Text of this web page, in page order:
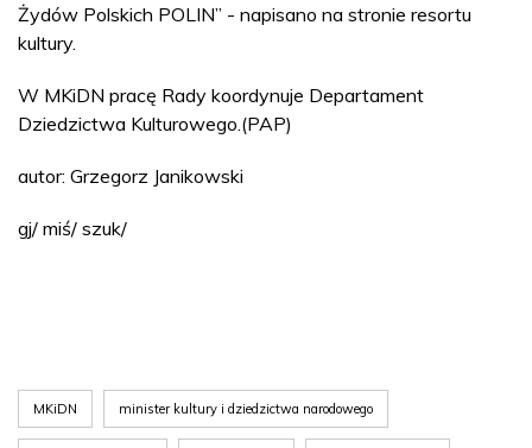
Żydów Polskich POLIN” - napisano na stronie resortu
kultury.
W MKiDN pracę Rady koordynuje Departament
Dziedzictwa Kulturowego.(PAP)
autor: Grzegorz Janikowski
gj/ miś/ szuk/
MKiDN minister kultury i dziedzictwa narodowego